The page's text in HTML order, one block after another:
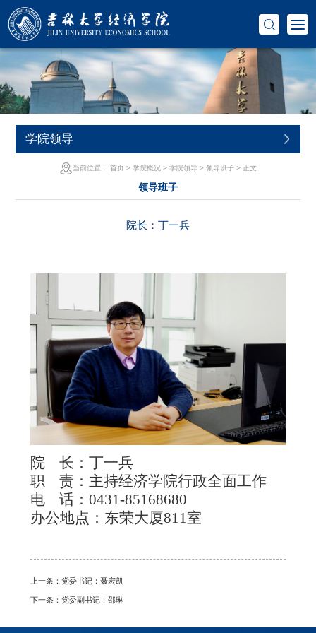
学院领导
当前位置： 首页> 学院概况> 学院领导 > 领导班子> 正文
领导班子
院长：丁一兵
院 长：丁一兵
职 责：主持经济学院行政全面工作
电 话：0431-85168680
办公地点：东荣大厦811室
上一条： 党委书记：聂宏凯
下一条： 党委副书记：邵琳